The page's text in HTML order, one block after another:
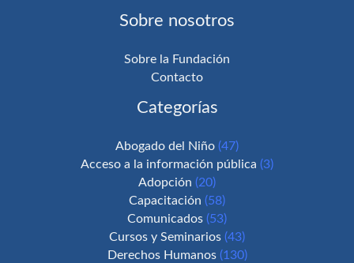
Sobre nosotros
Sobre la Fundación
Contacto
Categorías
Abogado del Niño (47)
Acceso a la información pública (3)
Adopción (20)
Capacitación (58)
Comunicados (53)
Cursos y Seminarios (43)
Derechos Humanos(130)